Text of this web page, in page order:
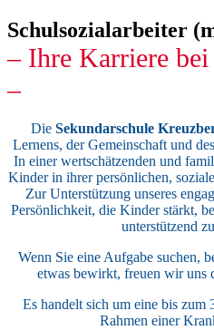
Schulsozialarbeiter
– Ihre Karriere
–
Die Sekundarschule
Lernens, der Gemeinschaft und
In einer wertschätzenden und
Kinder in ihrer persönlichen,
Zur Unterstützung unseres
Persönlichkeit, die Kinder stärkt,
unterstützend
Wenn Sie eine Aufgabe suchen,
etwas bewirkt, freuen wir uns
Es handelt sich um eine bis zum
Rahmen einer